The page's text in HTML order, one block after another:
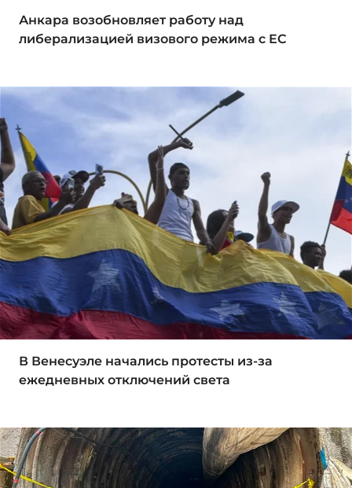
Анкара возобновляет работу над
либерализацией визового режима с ЕС
В Венесуэле начались протесты из-за
ежедневных отключений света